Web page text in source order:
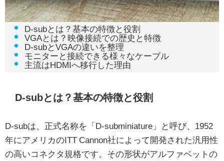
D-subとは？基本の特徴と役割
VGAとは？映像接続での歴史と特徴
D-subとVGAの違いを整理
モニターと接続できる様々なケーブル
主流はHDMIへ移行した理由
D-subとは？基本の特徴と役割
D-subは、正式名称を「D-subminiature」と呼び、1952
年にアメリカのITT Cannon社によって開発された汎用性
の高いコネクタ規格です。その形状がアルファベットの